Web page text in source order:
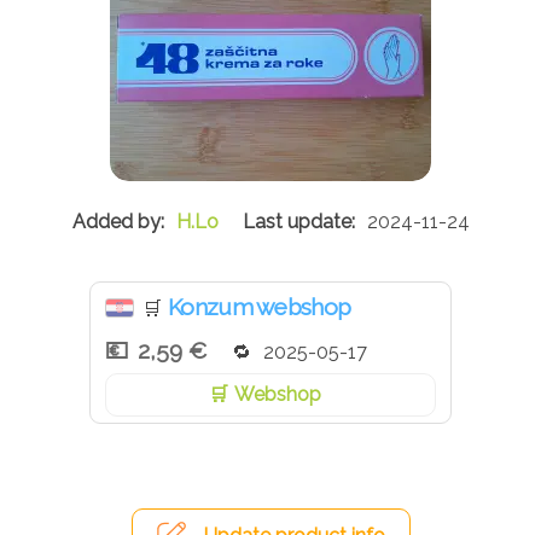
H.Lo 2024-11-24
🛒 Konzum webshop
2,59 €
2025-05-17
Webshop